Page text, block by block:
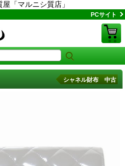
「マルニシ質店」
PCサイト
シャネル財布 中古